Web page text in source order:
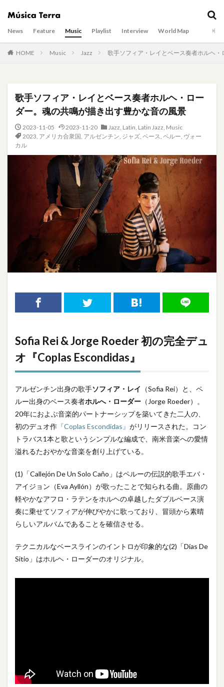
News Feature Music Playlist Interview World Map
HOME Music Jazz 歌手ソフィア・レイとベース奏者ホルヘ
歌手ソフィア・レイとベース奏者ホルヘ・ロー
ダー。魂の共鳴が描き出す豊かな音の風景
2023-11-05 2023-11-20 Jazz, Latin, Latin Jazz, Music
2023, アメリカ合衆国, アルゼンチン, ジャズ, ベース, ペルー, ヴォー
カル
Sofia Rei & Jorge Roeder 初の完全デュ
オ『Coplas Escondidas』
アルゼンチン出身の歌手ソフィア・レイ
（Sofia Rei）と、ペ
ルー出身のベース奏者ホルへ・ローダー （Jorge Roeder）。
20年におよぶ音楽的パートナーシップを築いてきた二人の、
初のデュオ作 『Coplas Escondidas』 がリリースされた。コン
トラバス1本と歌というシンプルな編成で、南米音楽への愛情
溢れるたおやかな音楽を創り上げている。
(1)「Callejón De Un Solo Caño」はペルーの伝説的歌手エバ・
アイジョン（Eva Ayllón）が歌ったことで知られる曲。原曲の
軽やかなアフロ・ラテンをホルヘの卓越したダブルベース演
奏に乗せてソフィアが伸びやかに歌っており、冒頭から素晴
らしいアルバムであることを確信させる。
テクニカルなベースラインのイントロが印象的な(2)「Días De
Sitio」はホルヘ・ローダーのオリジナル。